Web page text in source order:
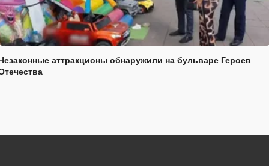
аттракционы обнаружили на бульваре Героев